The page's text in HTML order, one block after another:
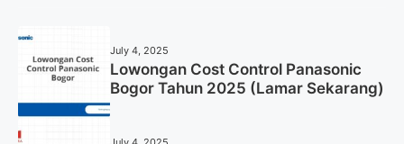
July 4, 2025
Lowongan Cost Control Panasonic
Bogor Tahun 2025 (Lamar Sekarang)